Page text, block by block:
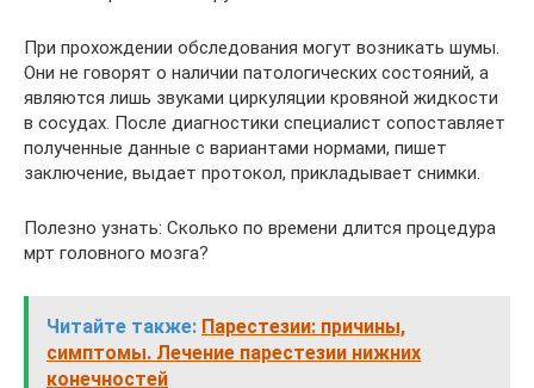
При прохождении обследования могут возникать шумы.
Они не говорят о наличии патологических состояний, а
являются лишь звуками циркуляции кровяной жидкости
в сосудах. После диагностики специалист сопоставляет
полученные данные с вариантами нормами, пишет
заключение, выдает протокол, прикладывает снимки.
Полезно узнать: Сколько по времени длится процедура
мрт головного мозга?
Читайте также: Парестезии: причины,
симптомы. Лечение парестезии нижних
конечностей